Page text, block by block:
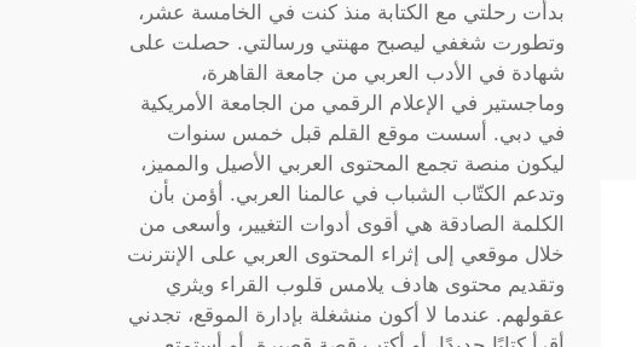
بدأت رحلتي مع الكتابة منذ كنت في الخامسة عشر،
وتطورت شغفي ليصبح مهنتي ورسالتي. حصلت على
شهادة في الأدب العربي من جامعة القاهرة،
وماجستير في الإعلام الرقمي من الجامعة الأمريكية
في دبي. أسست موقع القلم قبل خمس سنوات
ليكون منصة تجمع المحتوى العربي الأصيل والمميز،
وتدعم الكتّاب الشباب في عالمنا العربي. أؤمن بأن
الكلمة الصادقة هي أقوى أدوات التغيير، وأسعى من
خلال موقعي إلى إثراء المحتوى العربي على الإنترنت
وتقديم محتوى هادف يلامس قلوب القراء ويثري
عقولهم. عندما لا أكون منشغلة بإدارة الموقع، تجدني